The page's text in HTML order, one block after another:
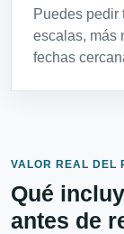
Puedes pedir
escalas, más
fechas
VALOR REAL DEL
Qué
antes de